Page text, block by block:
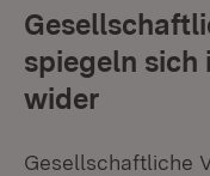
spiegeln
wider
Gesellschaftliche